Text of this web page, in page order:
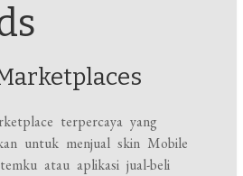
terpercaya yang
untuk menjual skin Mobile
atau aplikasi jual-beli